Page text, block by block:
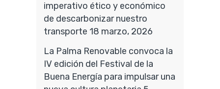
imperativo ético y económico
de descarbonizar nuestro
transporte 18 marzo, 2026
La Palma Renovable convoca la
IV edición del Festival de la
Buena Energía para impulsar una